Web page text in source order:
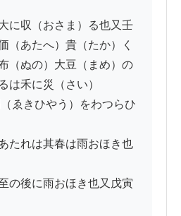
に収（おさま）る也又壬
（あたへ）貴（たか）く
（ぬの）大豆（まめ）の
は禾に災（さい）
ゑきひやう）をわつらひ
たれは其春は雨おほき也
の後に雨おほき也又戊寅